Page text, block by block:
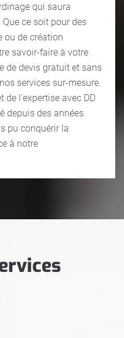
qui saura
ce soit pour des
ou de création
savoir-faire à votre
de devis gratuit et sans
services sur-mesure.
l’expertise avec DD
depuis des années
pu conquérir la
à notre